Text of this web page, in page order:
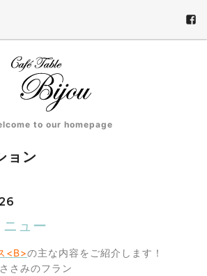
to our homepage
ョン
ュー
<B>の主な内容をご紹介します！
さみのフラン